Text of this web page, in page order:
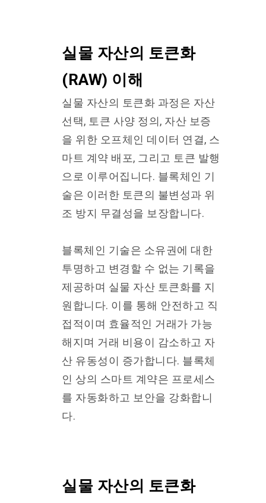
실물 자산의 토큰화
(RAW) 이해
실물 자산의 토큰화 과정은 자산
선택, 토큰 사양 정의, 자산 보증
을 위한 오프체인 데이터 연결, 스
마트 계약 배포, 그리고 토큰 발행
으로 이루어집니다. 블록체인 기
술은 이러한 토큰의 불변성과 위
조 방지 무결성을 보장합니다.
블록체인 기술은 소유권에 대한
투명하고 변경할 수 없는 기록을
제공하며 실물 자산 토큰화를 지
원합니다. 이를 통해 안전하고 직
접적이며 효율적인 거래가 가능
해지며 거래 비용이 감소하고 자
산 유동성이 증가합니다. 블록체
인 상의 스마트 계약은 프로세스
를 자동화하고 보안을 강화합니
다.
실물 자산의 토큰화